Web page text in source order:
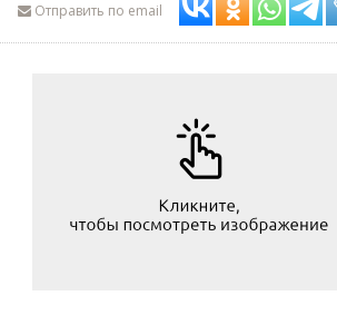
Отправить по email